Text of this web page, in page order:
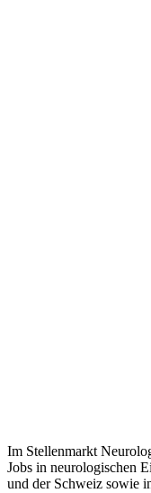
Im Stellenmarkt
Jobs in neurologischen
und der Schweiz sowie